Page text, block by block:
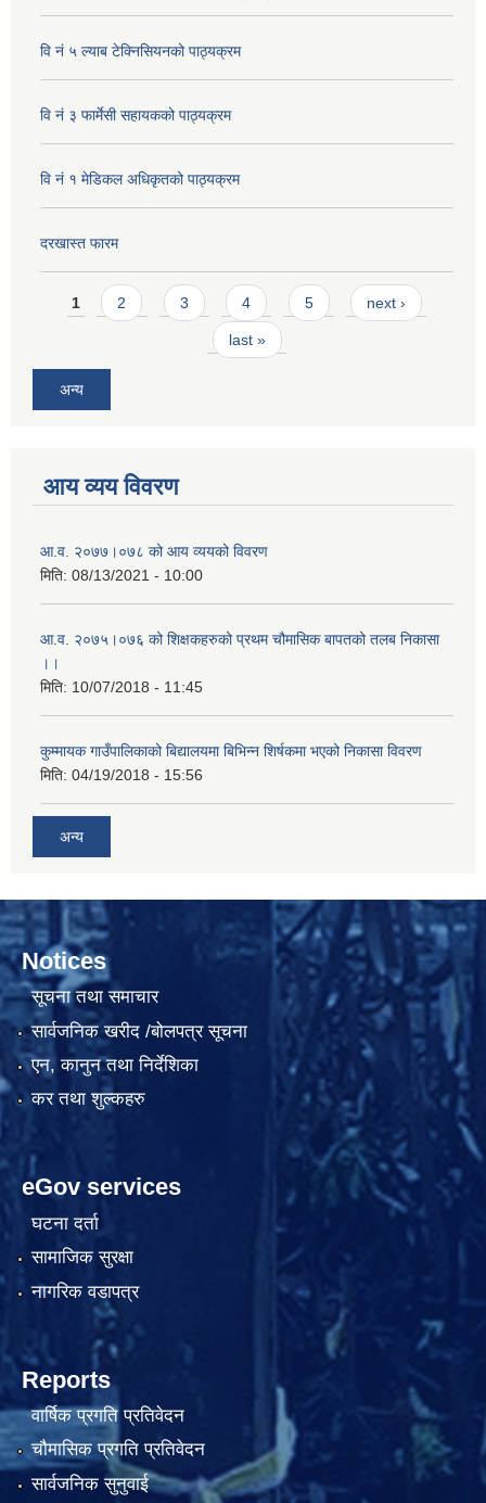
वि नं ५ ल्याब टेक्निसियनको पाठ्यक्रम
वि नं ३ फार्मेसी सहायकको पाठ्यक्रम
वि नं १ मेडिकल अधिकृतको पाठ्यक्रम
दरखास्त फारम
Pages
1 2 3 4 5 next ›
last »
अन्य
आय व्यय विवरण
आ.व. २०७७।०७८ को आय व्ययको विवरण
मिति: 08/13/2021 - 10:00
आ.व. २०७५।०७६ को शिक्षकहरुको प्रथम चौमासिक बापतको तलब निकासा
।।
मिति: 10/07/2018 - 11:45
कुम्मायक गाउँपालिकाको बिद्यालयमा बिभिन्न शिर्षकमा भएको निकासा विवरण
मिति: 04/19/2018 - 15:56
अन्य
Notices
सूचना तथा समाचार
सार्वजनिक खरीद /बोलपत्र सूचना
एन, कानुन तथा निर्देशिका
कर तथा शुल्कहरु
eGov services
घटना दर्ता
सामाजिक सुरक्षा
नागरिक वडापत्र
Reports
वार्षिक प्रगति प्रतिवेदन
चौमासिक प्रगति प्रतिवेदन
सार्वजनिक सुनुवाई